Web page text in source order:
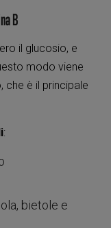
B
il glucosio, e
modo viene
è il principale
:
bietole e